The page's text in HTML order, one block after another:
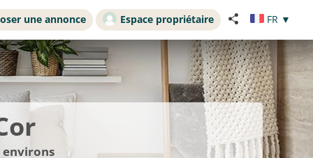
une annonce Espace propriétaire FR ▼
environs